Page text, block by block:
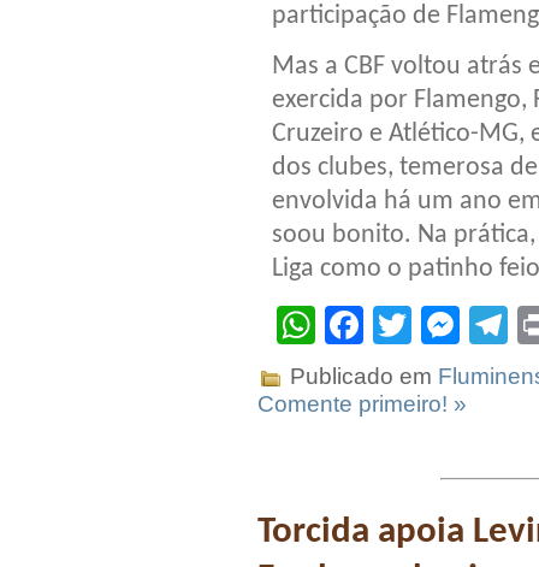
participação de
Mas a CBF voltou atrás
exercida por
Cruzeiro e Atlético-MG,
dos clubes, temerosa
envolvida há um ano
soou bonito. Na
Liga como o patinho
WhatsApp
Facebook
Twitter
Publicado em
Comente primeiro! »
Torcida apoia